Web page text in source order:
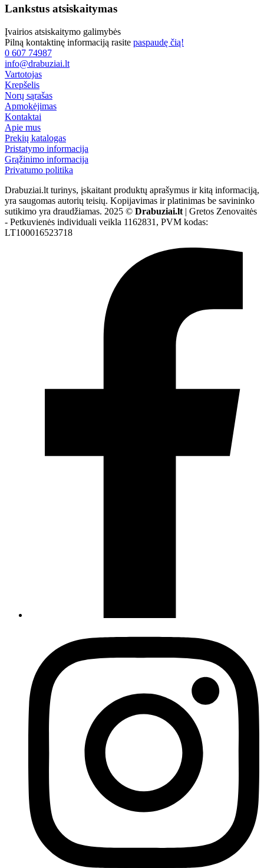
Lankstus atsiskaitymas
Įvairios atsiskaitymo galimybės
Pilną kontaktinę informaciją rasite paspaudę čią!
0 607 74987
info@drabuziai.lt
Vartotojas
Krepšelis
Norų sąrašas
Apmokėjimas
Kontaktai
Apie mus
Prekių katalogas
Pristatymo informacija
Grąžinimo informacija
Privatumo politika
Drabuziai.lt turinys, įskaitant produktų aprašymus ir kitą informaciją,
yra saugomas autorių teisių. Kopijavimas ir platinimas be savininko
sutikimo yra draudžiamas. 2025 © Drabuziai.lt | Gretos Zenovaitės
- Petkuvienės individuali veikla 1162831, PVM kodas:
LT100016523718